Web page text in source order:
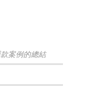
案例的總結